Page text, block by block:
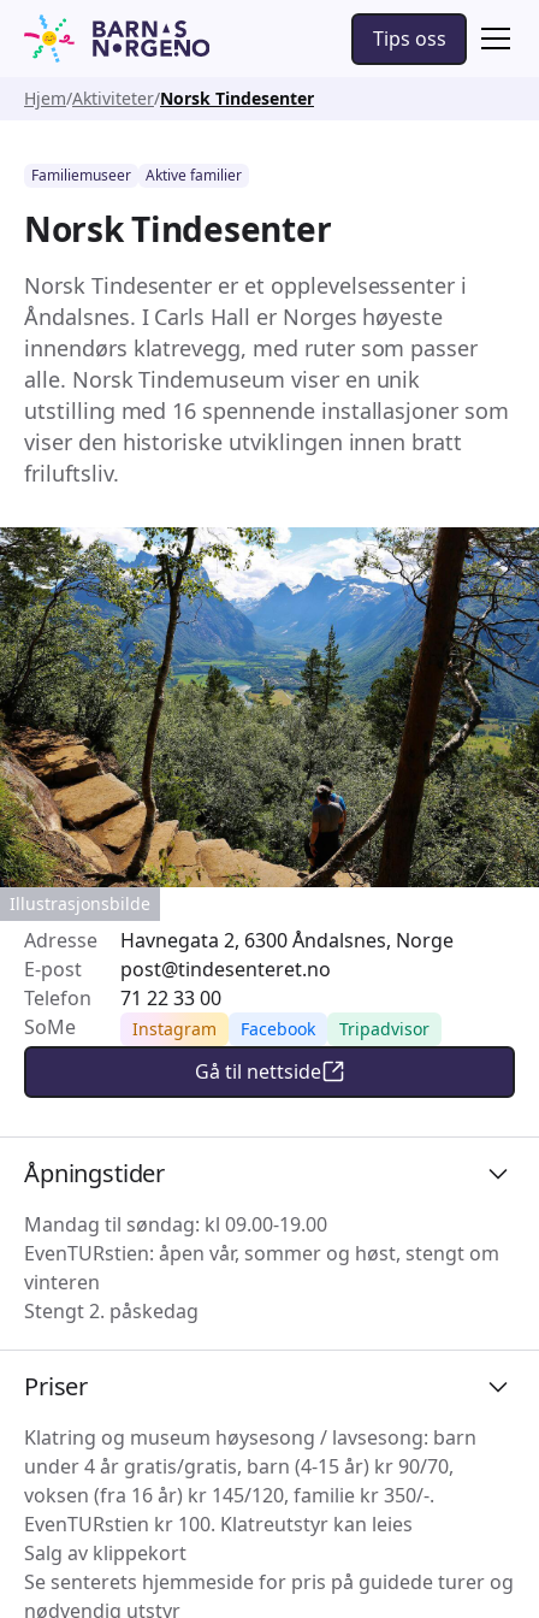
Tips oss
Hjem Aktiviteter Norsk Tindesenter
Familiemuseer Aktive familier
Norsk Tindesenter
Norsk Tindesenter er et opplevelsessenter i
Åndalsnes. I Carls Hall er Norges høyeste
innendørs klatrevegg, med ruter som passer
alle. Norsk Tindemuseum viser en unik
utstilling med 16 spennende installasjoner som
viser den historiske utviklingen innen bratt
friluftsliv.
Illustrasjonsbilde
Adresse
Havnegata 2, 6300 Åndalsnes, Norge
E-post
post@tindesenteret.no
Telefon
71 22 33 00
SoMe
Instagram Facebook Tripadvisor
Gå til nettside
Åpningstider
Mandag til søndag: kl 09.00-19.00
EvenTURstien: åpen vår, sommer og høst, stengt om
vinteren
Stengt 2. påskedag
Priser
Klatring og museum høysesong / lavsesong: barn
under 4 år gratis/gratis, barn (4-15 år) kr 90/70,
voksen (fra 16 år) kr 145/120, familie kr 350/-.
EvenTURstien kr 100. Klatreutstyr kan leies
Salg av klippekort
Se senterets hjemmeside for pris på guidede turer og
nødvendig utstyr